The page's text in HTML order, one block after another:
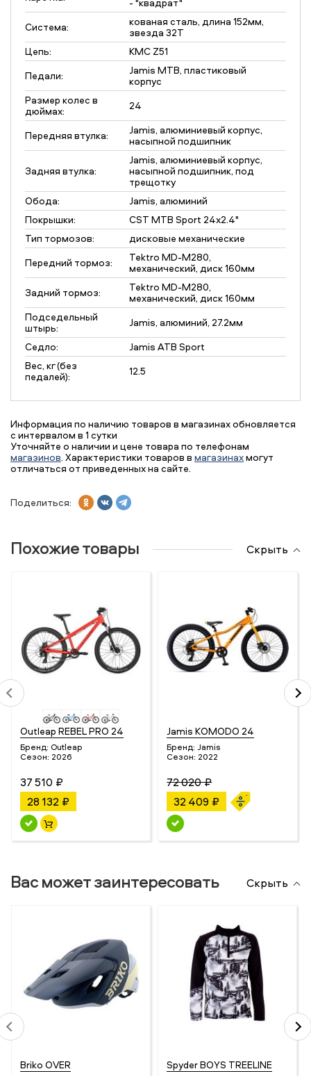
Система:
кованая сталь, длина 152мм,
звезда 32T
Цепь:
KMC Z51
Педали:
Jamis MTB, пластиковый
корпус
Размер колес в
дюймах:
24
Передняя втулка:
Jamis, алюминиевый корпус,
насыпной подшипник
Задняя втулка:
Jamis, алюминиевый корпус,
насыпной подшипник, под
трещотку
Обода:
Jamis, алюминий
Покрышки:
CST MTB Sport 24x2.4"
Тип тормозов:
дисковые механические
Передний тормоз:
Tektro MD-M280,
механический, диск 160мм
Задний тормоз:
Tektro MD-M280,
механический, диск 160мм
Подседельный
штырь:
Jamis, алюминий, 27.2мм
Седло:
Jamis ATB Sport
Вес, кг (без
педалей):
12.5
Информация по наличию товаров в магазинах обновляется
с интервалом в 1 сутки
Уточняйте о наличии и цене товара по телефонам
магазинов. Характеристики товаров в магазинахмогут
отличаться от приведенных на сайте.
Поделиться:
Похожие товары Скрыть
Outleap REBEL PRO 24
Бренд: Outleap
Сезон: 2026
37 510 ₽
28 132 ₽
Jamis KOMODO 24
Бренд: Jamis
Сезон: 2022
72 020 ₽
32 409 ₽
Вас может заинтересовать Скрыть
Briko OVER Spyder BOYS TREELINE